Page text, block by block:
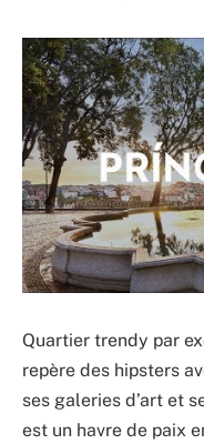
Quartier trendy par
repère des hipsters
ses galeries d’art et
est un havre de paix